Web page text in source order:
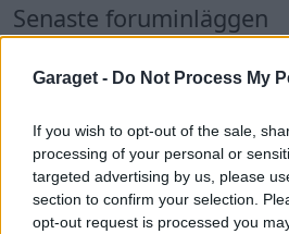
Garaget - Do Not Process My
If you wish to opt-out of the sale,
processing of your personal or
targeted advertising by us, please
section to confirm your selection.
opt-out request is processed you
Senaste foruminläggen
Senaste inlägget avKenthIJ2 för
Ford Mustang e Mac 2023
Senaste inlägget av KenthIJ2 för
hybridbilar
Detta köpte jag nyss-